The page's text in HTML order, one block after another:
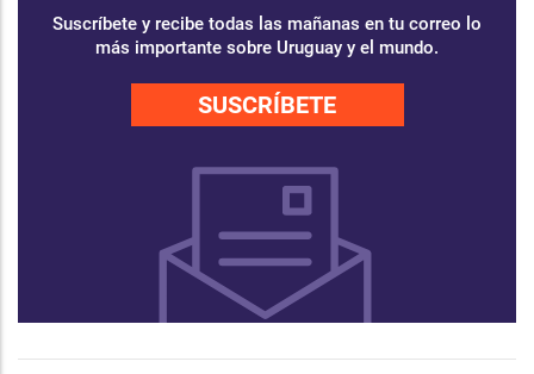
Suscríbete y recibe todas las mañanas en tu correo lo
más importante sobre Uruguay y el mundo.
SUSCRÍBETE